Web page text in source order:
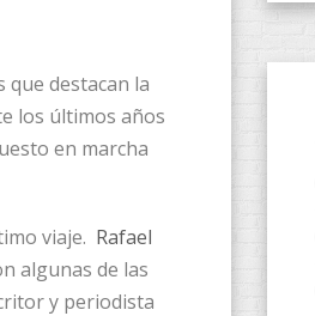
que destacan la
los últimos años
en marcha
viaje. Rafael
algunas de las
y periodista